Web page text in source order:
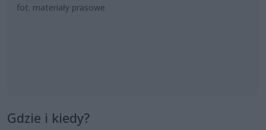
fot. materiały prasowe
Gdzie i kiedy?